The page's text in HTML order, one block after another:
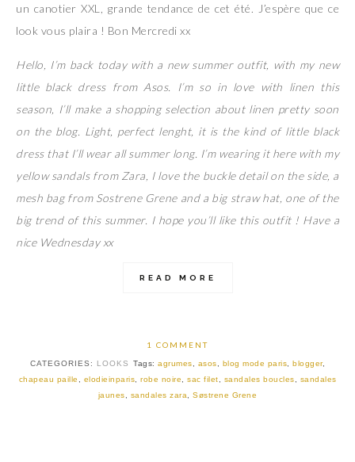
un canotier XXL, grande tendance de cet été. J’espère que ce
look vous plaira ! Bon Mercredi xx
Hello, I’m back today with a new summer outfit, with my new
little black dress from Asos. I’m so in love with linen this
season, I’ll make a shopping selection about linen pretty soon
on the blog. Light, perfect lenght, it is the kind of little black
dress that I’ll wear all summer long. I’m wearing it here with my
yellow sandals from Zara, I love the buckle detail on the side, a
mesh bag from Sostrene Grene and a big straw hat, one of the
big trend of this summer. I hope you’ll like this outfit ! Have a
nice Wednesday xx
READ MORE
1 COMMENT
CATEGORIES: LOOKS Tags: agrumes asos blog mode paris blogger,
chapeau paille
elodieinparis robe noire sac filet sandales boucles
sandales
jaunes
sandales zara ,Søstrene Grene